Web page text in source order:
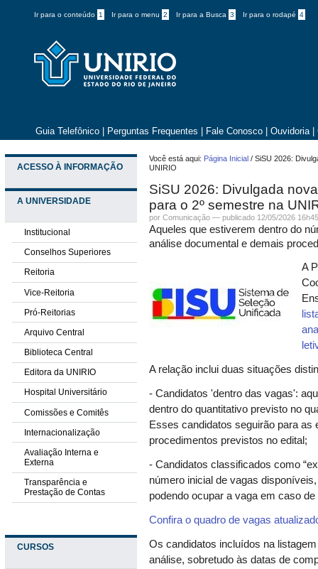
Ir para o conteúdo 1 Ir para o menu 2 Ir para a Busca 3 Ir para o rodapé 4
Guia Telefônico Perguntas Frequentes Fale Conosco Ouvidoria
ACESSO À INFORMAÇÃO
A UNIVERSIDADE
Institucional
Conselhos Superiores
Reitoria
Vice-Reitoria
Pró-Reitorias
Arquivo Central
Biblioteca Central
Editora da UNIRIO
Hospital Universitário
Comissões e Comitês
Internacionalização
Avaliação Interna e
Externa
Transparência e
Prestação de Contas
CURSOS
Você está aqui: Página Inicial /SiSU 2026:
UNIRIO
SiSU 2026: Divulgada
para o 2º semestre na
porComunicação —publicado 12/05/2026
Aqueles que estiverem dentro do
análise documental e demais
A
A relação inclui duas situações
- Candidatos 'dentro das vagas':
dentro do quantitativo previsto no
Esses candidatos seguirão para as
procedimentos previstos no edital;
- Candidatos classificados como
número inicial de vagas
podendo ocupar a vaga em caso
Confira o quadro de vagas
Os candidatos incluídos na
análise, sobretudo às datas de